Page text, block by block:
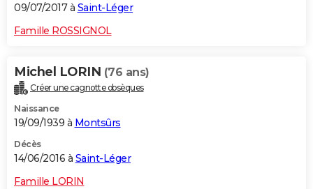
09/07/2017 à Saint-Léger
Famille ROSSIGNOL
Michel LORIN (76 ans)
Créer une cagnotte obsèques
Naissance
19/09/1939 à Montsûrs
Décès
14/06/2016 à Saint-Léger
Famille LORIN